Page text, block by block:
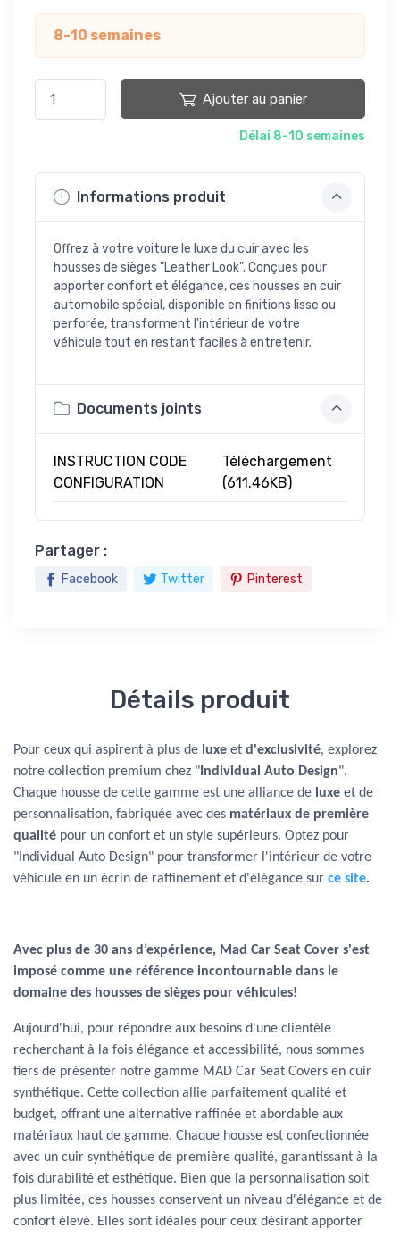
8-10 semaines
Ajouter au panier
Délai 8-10 semaines
Informations produit
Offrez à votre voiture le luxe du cuir avec les
housses de sièges "Leather Look". Conçues pour
apporter confort et élégance, ces housses en cuir
automobile spécial, disponible en finitions lisse ou
perforée, transforment l'intérieur de votre
véhicule tout en restant faciles à entretenir.
Documents joints
INSTRUCTION CODE
CONFIGURATION
Téléchargement
(611.46KB)
Partager :
Facebook Twitter Pinterest
Détails produit
Pour ceux qui aspirent à plus de luxe et d'exclusivité, explorez
notre collection premium chez " Individual Auto Design".
Chaque housse de cette gamme est une alliance de luxe et de
personnalisation, fabriquée avec des matériaux de première
qualité pour un confort et un style supérieurs. Optez pour
"Individual Auto Design" pour transformer l'intérieur de votre
véhicule en un écrin de raffinement et d'élégance sur ce site.
Avec plus de 30 ans d’expérience, Mad Car Seat Cover s'est
imposé comme une référence incontournable dans le
domaine des housses de sièges pour véhicules!
Aujourd'hui, pour répondre aux besoins d'une clientèle
recherchant à la fois élégance et accessibilité, nous sommes
fiers de présenter notre gamme MAD Car Seat Covers en cuir
synthétique. Cette collection allie parfaitement qualité et
budget, offrant une alternative raffinée et abordable aux
matériaux haut de gamme. Chaque housse est confectionnée
avec un cuir synthétique de première qualité, garantissant à la
fois durabilité et esthétique. Bien que la personnalisation soit
plus limitée, ces housses conservent un niveau d'élégance et de
confort élevé. Elles sont idéales pour ceux désirant apporter